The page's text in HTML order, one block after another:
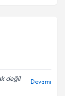
posta ile
değil
Devamı